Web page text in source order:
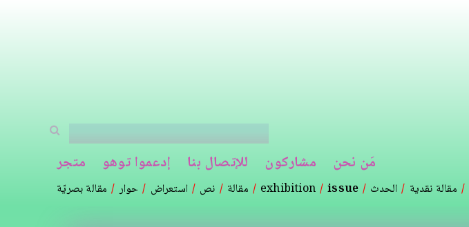
مَن نحن مشاركون للإتصال بنا إدعموا توهو متجر
مقالة بصريّة حوار استعراض نص مقالة exhibition issue الحدث مقالة نقدية